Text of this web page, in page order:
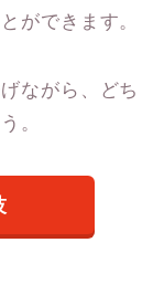
ができます。
ながら、どち
。